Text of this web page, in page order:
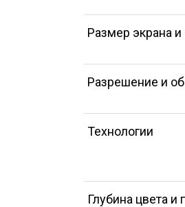
Размер экрана
Разрешение и
Технологии
Глубина цвета и